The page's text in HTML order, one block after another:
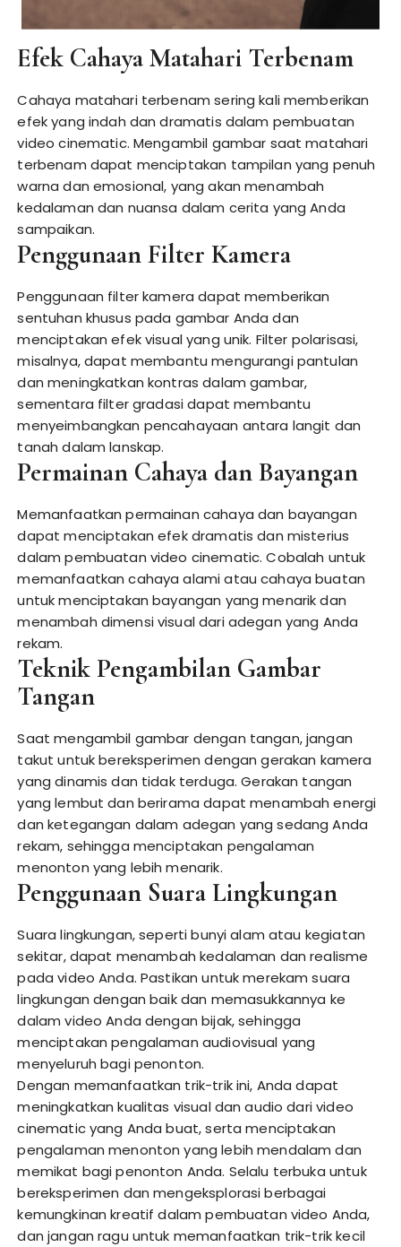
Efek Cahaya Matahari Terbenam
Cahaya matahari terbenam sering kali memberikan
efek yang indah dan dramatis dalam pembuatan
video cinematic. Mengambil gambar saat matahari
terbenam dapat menciptakan tampilan yang penuh
warna dan emosional, yang akan menambah
kedalaman dan nuansa dalam cerita yang Anda
sampaikan.
Penggunaan Filter Kamera
Penggunaan filter kamera dapat memberikan
sentuhan khusus pada gambar Anda dan
menciptakan efek visual yang unik. Filter polarisasi,
misalnya, dapat membantu mengurangi pantulan
dan meningkatkan kontras dalam gambar,
sementara filter gradasi dapat membantu
menyeimbangkan pencahayaan antara langit dan
tanah dalam lanskap.
Permainan Cahaya dan Bayangan
Memanfaatkan permainan cahaya dan bayangan
dapat menciptakan efek dramatis dan misterius
dalam pembuatan video cinematic. Cobalah untuk
memanfaatkan cahaya alami atau cahaya buatan
untuk menciptakan bayangan yang menarik dan
menambah dimensi visual dari adegan yang Anda
rekam.
Teknik Pengambilan Gambar
Tangan
Saat mengambil gambar dengan tangan, jangan
takut untuk bereksperimen dengan gerakan kamera
yang dinamis dan tidak terduga. Gerakan tangan
yang lembut dan berirama dapat menambah energi
dan ketegangan dalam adegan yang sedang Anda
rekam, sehingga menciptakan pengalaman
menonton yang lebih menarik.
Penggunaan Suara Lingkungan
Suara lingkungan, seperti bunyi alam atau kegiatan
sekitar, dapat menambah kedalaman dan realisme
pada video Anda. Pastikan untuk merekam suara
lingkungan dengan baik dan memasukkannya ke
dalam video Anda dengan bijak, sehingga
menciptakan pengalaman audiovisual yang
menyeluruh bagi penonton.
Dengan memanfaatkan trik-trik ini, Anda dapat
meningkatkan kualitas visual dan audio dari video
cinematic yang Anda buat, serta menciptakan
pengalaman menonton yang lebih mendalam dan
memikat bagi penonton Anda. Selalu terbuka untuk
bereksperimen dan mengeksplorasi berbagai
kemungkinan kreatif dalam pembuatan video Anda,
dan jangan ragu untuk memanfaatkan trik-trik kecil